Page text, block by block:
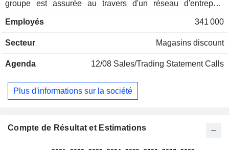
groupe est assurée au travers d'un réseau d'entrepôts
un abonnement. Le CA par source de revenus se répartit
d'abonnements (1,9%). Au 31/08/2025, Costco Wholesale
aux Etats-Unis et à Porto Rico (629), au Canada (110), au
Corée (20), en Australie (15), à Taiwan (14), en Chine (7), en
Espagne (5), en France (2), en Suède (2), en Nouvelle
autres (13,9%).
Employés 341 000
Secteur Magasins discount
Agenda 12/08 Sales/Trading Statement Calls
Plus d'informations sur la société
Compte de Résultat et Estimations